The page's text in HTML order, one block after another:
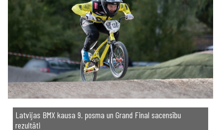
Latvijas BMX kausa 9. posma un Grand Final sacensību
rezultāti